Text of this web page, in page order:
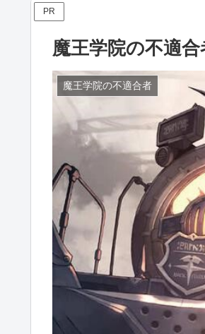
PR
魔王学院の不適合
魔王学院の不適合者